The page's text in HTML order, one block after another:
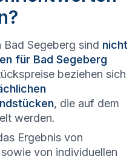
Bad Segeberg sind nicht
für Bad Segeberg
beziehen sich
, die auf dem
werden.
Ergebnis von
von individuellen